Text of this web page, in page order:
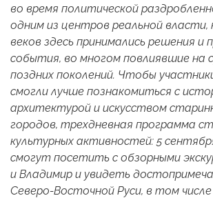
во время политической
одним из центров реальной
веков здесь принимались решения и
события, во многом повлиявшие на
поздних поколений. Чтобы
смогли лучше познакомиться с
архитектурой и искусством
городов, трехдневная программа
культурных активностей: 5
смогут посетить с обзорными
и Владимир и увидеть
Северо-Восточной Руси, в том числе